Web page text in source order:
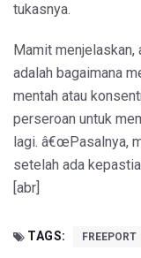
tukasnya.
Mamit menjelaskan,
adalah bagaimana
mentah atau
perseroan untuk
lagi. â€œPasalnya,
setelah ada
[abr]
TAGS: FREEPORT